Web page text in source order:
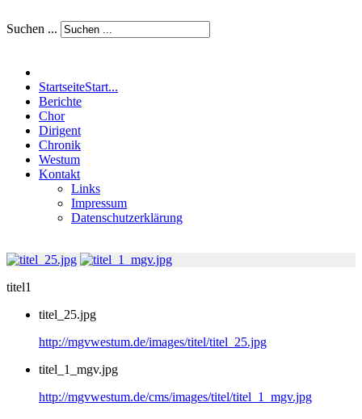
Suchen ...
StartseiteStart...
Berichte
Chor
Dirigent
Chronik
Westum
Kontakt
Links
Impressum
Datenschutzerklärung
titel1
titel_25.jpg
http://mgvwestum.de/images/titel/titel_25.jpg
titel_1_mgv.jpg
http://mgvwestum.de/cms/images/titel/titel_1_mgv.jpg